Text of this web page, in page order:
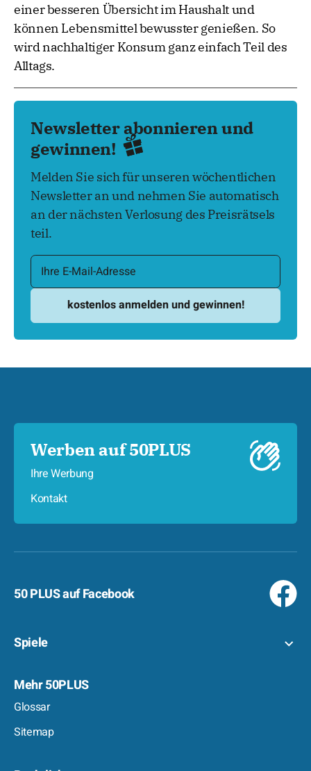
einer besseren Übersicht im Haushalt und
können Lebensmittel bewusster genießen. So
wird nachhaltiger Konsum ganz einfach Teil des
Alltags.
Newsletter abonnieren und
gewinnen!
Melden Sie sich für unseren wöchentlichen
Newsletter an und nehmen Sie automatisch
an der nächsten Verlosung des Preisrätsels
teil.
Werben auf 50PLUS
Ihre Werbung
Kontakt
50 PLUS auf Facebook
Spiele
Mehr 50PLUS
Glossar
Sitemap